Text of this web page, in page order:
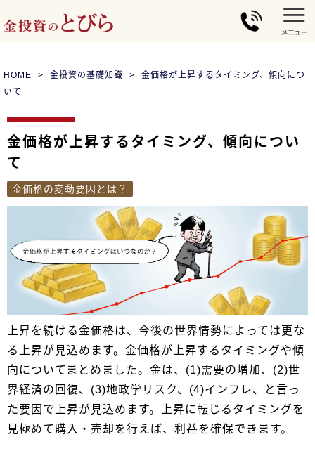
HOME 金投資の基礎知識
金価格が上昇するタイミング、傾向につ
いて
金価格が上昇するタイミング、傾向につい
て
金価格の変動要因とは？
上昇を続ける金価格は、今後の世界情勢によっては更な
る上昇が見込めます。金価格が上昇するタイミングや傾
向についてまとめました。金は、(1)需要の増加、(2)世
界経済の回復、(3)地政学リスク、(4)インフレ、と言っ
た要因で上昇が見込めます。上昇に転じるタイミングを
見極めて購入・売却を行えば、利益を確保できます。